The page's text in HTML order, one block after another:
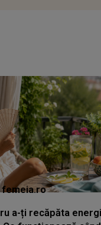
femeia.ro
a-ți recăpăta